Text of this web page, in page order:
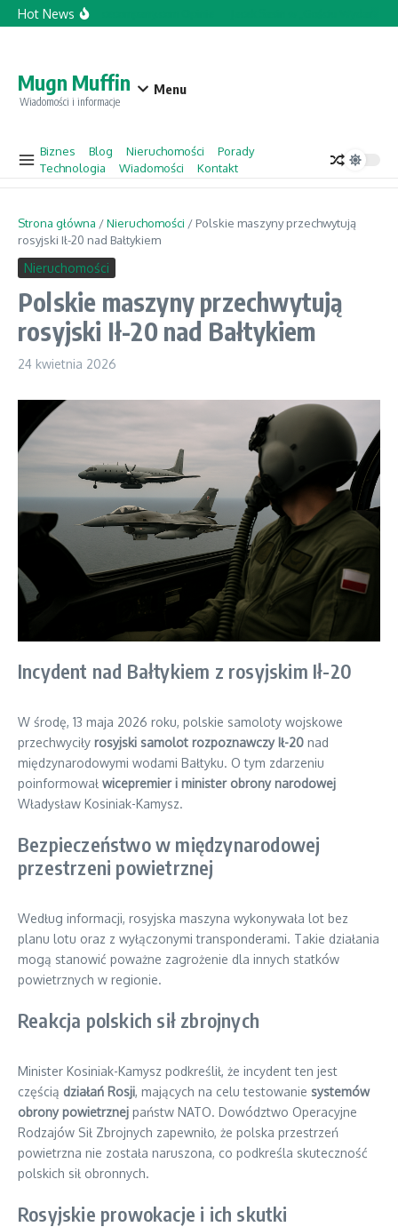
Przejdź do treści
Hot NewsTopforcecompany.com Opinie
Mugn Muffin
Wiadomości i informacje
Menu
Biznes Blog Nieruchomości
Porady
Technologia
Wiadomości Kontakt
Strona główna /Nieruchomości / Polskie maszyny przechwytują
rosyjski Ił-20 nad Bałtykiem
Nieruchomości
Polskie maszyny przechwytują
rosyjski Ił-20 nad Bałtykiem
24 kwietnia 2026
Incydent nad Bałtykiem z rosyjskim Ił-20
W środę, 13 maja 2026 roku, polskie samoloty wojskowe
przechwyciły rosyjski samolot rozpoznawczy Ił-20 nad
międzynarodowymi wodami Bałtyku. O tym zdarzeniu
poinformował wicepremier i minister obrony narodowej
Władysław Kosiniak-Kamysz.
Bezpieczeństwo w międzynarodowej
przestrzeni powietrznej
Według informacji, rosyjska maszyna wykonywała lot bez
planu lotu oraz z wyłączonymi transponderami. Takie działania
mogą stanowić poważne zagrożenie dla innych statków
powietrznych w regionie.
Reakcja polskich sił zbrojnych
Minister Kosiniak-Kamysz podkreślił, że incydent ten jest
częścią działań Rosji, mających na celu testowanie systemów
obrony powietrznej państw NATO. Dowództwo Operacyjne
Rodzajów Sił Zbrojnych zapewniło, że polska przestrzeń
powietrzna nie została naruszona, co podkreśla skuteczność
polskich sił obronnych.
Rosyjskie prowokacje i ich skutki